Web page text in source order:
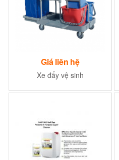
Giá liên hệ
Xe đẩy vệ sinh